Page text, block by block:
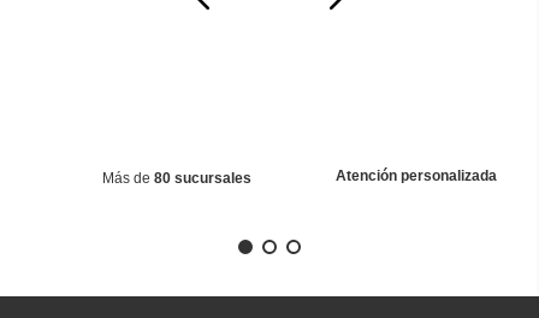
Más de 80 sucursales Atención personalizada